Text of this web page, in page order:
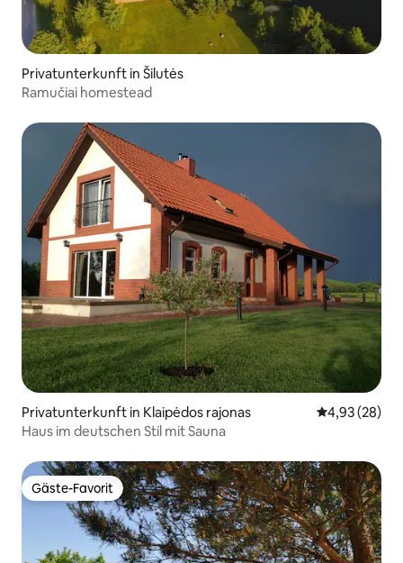
Privatunterkunft in Šilutės
Ramučiai homestead
Privatunterkunft in Klaipėdos rajonas
4,93 (28)
Haus im deutschen Stil mit Sauna
Gäste-Favorit
Gäste-Favorit